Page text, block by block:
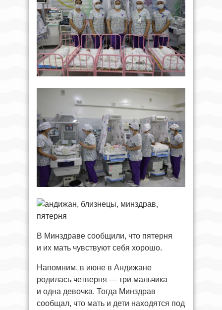
В Минздраве сообщили, что пятерня
и их мать чувствуют себя хорошо.
Напомним, в июне в Андижане
родилась четверня — три мальчика
и одна девочка. Тогда Минздрав
сообщал, что мать и дети находятся под